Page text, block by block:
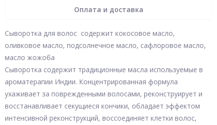
Оплата и доставка
Сыворотка для волос содержит кокосовое масло,
оливковое масло, подсолнечное масло, сафлоровое масло,
масло жожоба
Сыворотка содержит традиционные масла используемые в
ароматерапии Индии. Концентрированная формула
ухаживает за поврежденными волосами, реконструирует и
восстанавливает секущиеся кончики, обладает эффектом
интенсивной реконструкций, воссоединяет клетки волос,